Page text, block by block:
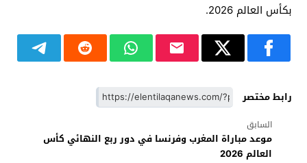
بكأس العالم 2026.
رابط مختصر
السابق
موعد مباراة المغرب وفرنسا في دور ربع النهائي كأس
العالم 2026